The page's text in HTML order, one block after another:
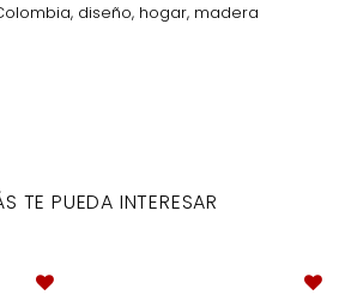
, diseño, hogar, madera
TE PUEDA INTERESAR